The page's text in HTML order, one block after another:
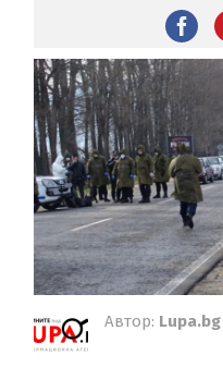
Автор: Lupa.bg